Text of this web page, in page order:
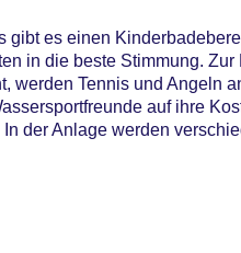
gibt es einen
in die beste Stimmung.
werden Tennis und Angeln
auf ihre
der Anlage werden